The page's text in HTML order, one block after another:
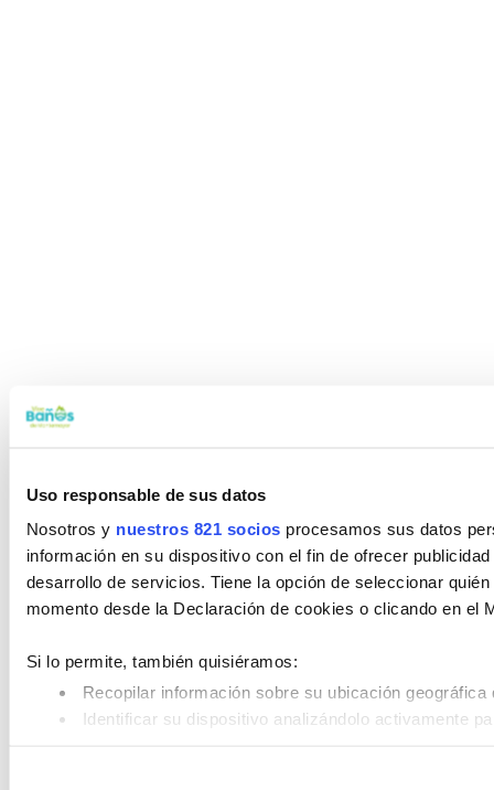
Uso responsable de sus datos
Nosotros y nuestros 821 socios procesamos sus datos
información en su dispositivo con el fin de ofrecer
desarrollo de servicios. Tiene la opción de seleccionar
momento desde la Declaración de cookies o clicando en el
Si lo permite, también quisiéramos:
Recopilar información sobre su ubicación
Identificar su dispositivo analizándolo activamente